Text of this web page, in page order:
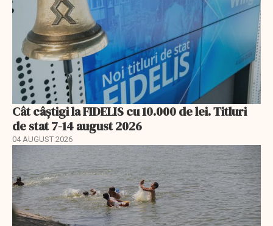
Cât câștigi la FIDELIS cu 10.000 de lei. Titluri
de stat 7-14 august 2026
04 AUGUST 2026